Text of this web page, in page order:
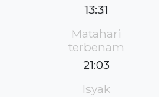
13:31
Matahari
terbenam
21:03
Isyak